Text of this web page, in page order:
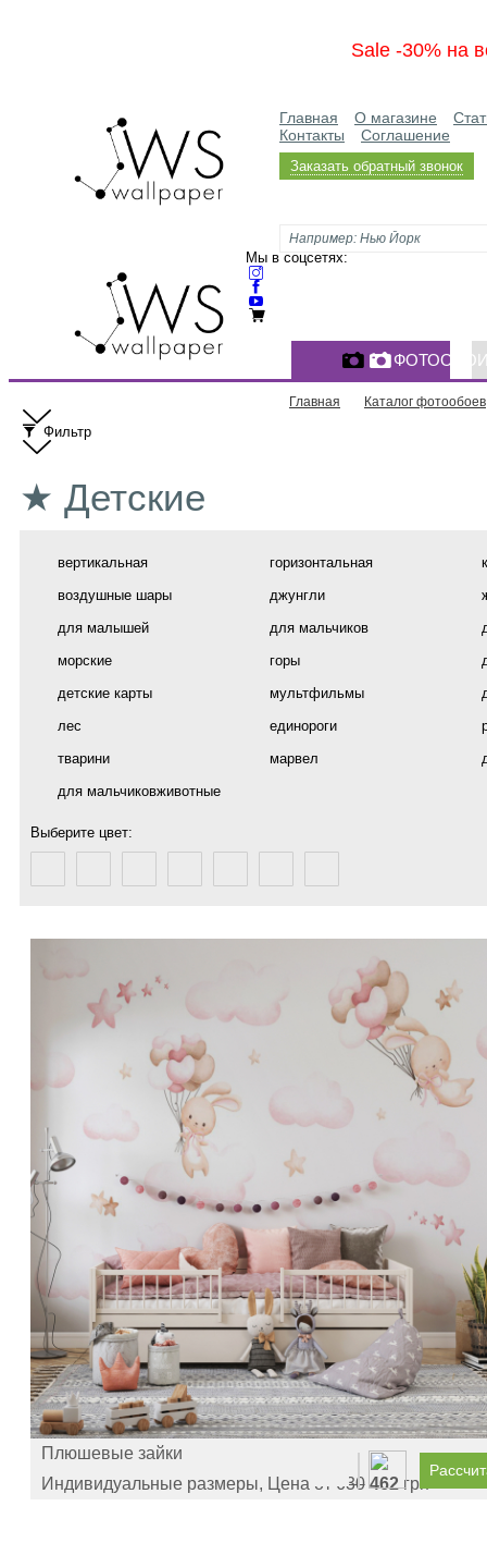
Sale -30% на
Главная О магазине
Контакты
Соглашение
Заказать обратный звонок
Мы в соцсетях:
Главная Каталог фотообоев
Фильтр
★ Детские
вертикальная горизонтальная
воздушные шары
джунгли
для малышей
для мальчиков
морские
горы
детские карты
мультфильмы
лес
единороги
тварини
марвел
для мальчиковживотные
Выберите цвет:
Плюшевые зайки
Индивидуальные размеры, Цена от 630 462грн